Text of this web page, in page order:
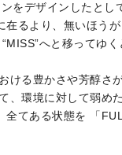
をデザインしたと
るより、無いほう
へと移ってゆく
ける豊かさや芳醇
、環境に対して弱
てある状態を 「